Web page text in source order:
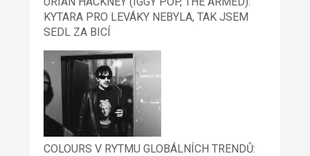
KYTARA PRO LEVÁKY NEBYLA, TAK JSEM
SEDL ZA BICÍ
COLOURS V RYTMU GLOBÁLNÍCH TRENDŮ: